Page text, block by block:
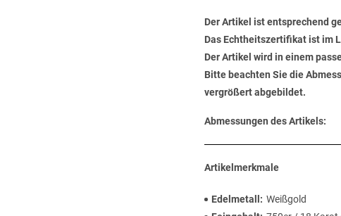
Der Artikel ist entsprechend
Das Echtheitszertifikat ist im
Der Artikel wird in einem
Bitte beachten Sie die
vergrößert abgebildet.
Abmessungen des Artikels:
Artikelmerkmale
Edelmetall
Weißgold